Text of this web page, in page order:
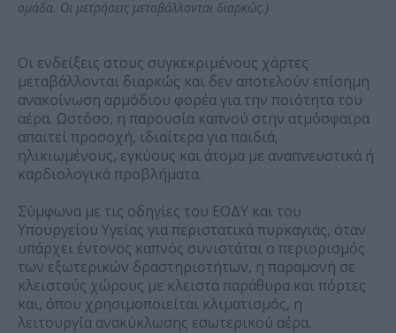
ομάδα. Οι μετρήσεις μεταβάλλονται διαρκώς.)
Οι ενδείξεις στους συγκεκριμένους χάρτες
μεταβάλλονται διαρκώς και δεν αποτελούν επίσημη
ανακοίνωση αρμόδιου φορέα για την ποιότητα του
αέρα. Ωστόσο, η παρουσία καπνού στην ατμόσφαιρα
απαιτεί προσοχή, ιδιαίτερα για παιδιά,
ηλικιωμένους, εγκύους και άτομα με αναπνευστικά ή
καρδιολογικά προβλήματα.
Σύμφωνα με τις οδηγίες του ΕΟΔΥ και του
Υπουργείου Υγείας για περιστατικά πυρκαγιάς, όταν
υπάρχει έντονος καπνός συνιστάται ο περιορισμός
των εξωτερικών δραστηριοτήτων, η παραμονή σε
κλειστούς χώρους με κλειστά παράθυρα και πόρτες
και, όπου χρησιμοποιείται κλιματισμός, η
λειτουργία ανακύκλωσης εσωτερικού αέρα.